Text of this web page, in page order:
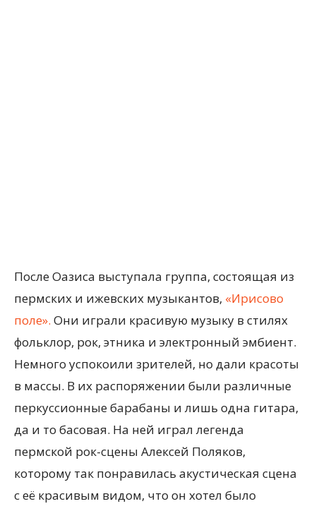
После Оазиса выступала группа, состоящая из
пермских и ижевских музыкантов, «Ирисово
поле». Они играли красивую музыку в стилях
фольклор, рок, этника и электронный эмбиент.
Немного успокоили зрителей, но дали красоты
в массы. В их распоряжении были различные
перкуссионные барабаны и лишь одна гитара,
да и то басовая. На ней играл легенда
пермской рок-сцены Алексей Поляков,
которому так понравилась акустическая сцена
с её красивым видом, что он хотел было